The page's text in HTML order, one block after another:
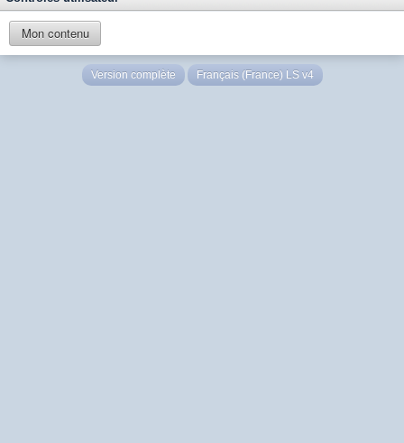
Mon contenu
Version complète Français (France) LS v4